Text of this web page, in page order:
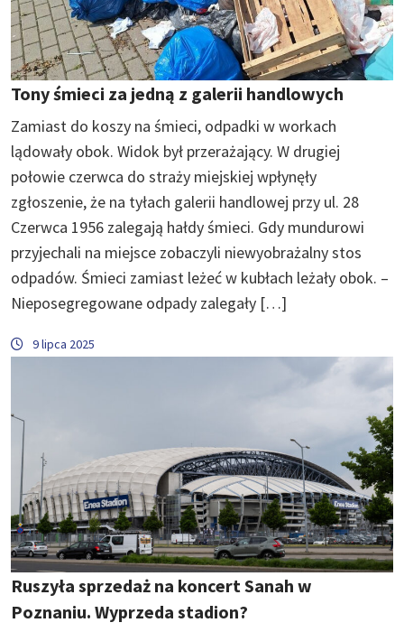
Tony śmieci za jedną z galerii handlowych
Zamiast do koszy na śmieci, odpadki w workach
lądowały obok. Widok był przerażający. W drugiej
połowie czerwca do straży miejskiej wpłynęły
zgłoszenie, że na tyłach galerii handlowej przy ul. 28
Czerwca 1956 zalegają hałdy śmieci. Gdy mundurowi
przyjechali na miejsce zobaczyli niewyobrażalny stos
odpadów. Śmieci zamiast leżeć w kubłach leżały obok. –
Nieposegregowane odpady zalegały […]
9 lipca 2025
Ruszyła sprzedaż na koncert Sanah w
Poznaniu. Wyprzeda stadion?